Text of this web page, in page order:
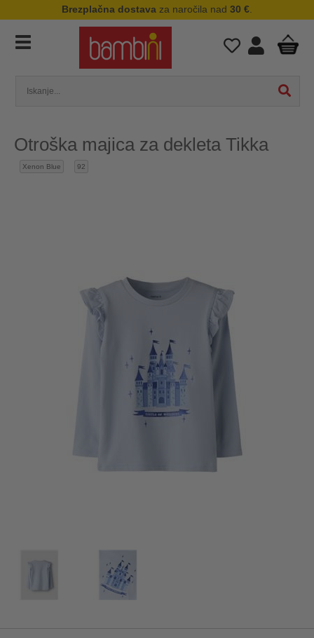
Brezplačna dostava za naročila nad 30 €
Otroška majica za dekleta Tikka
Xenon Blue 92